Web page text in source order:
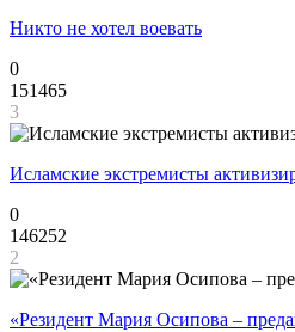
Никто не хотел воевать
0
151465
3
Исламские экстремисты
0
146252
2
«Резидент Мария Осипова –